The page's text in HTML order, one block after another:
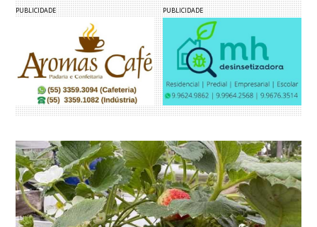
PUBLICIDADE PUBLICIDADE